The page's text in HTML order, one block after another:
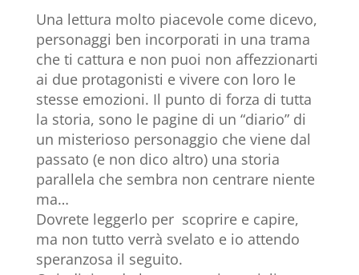
Una lettura molto piacevole come dicevo,
personaggi ben incorporati in una trama
che ti cattura e non puoi non affezzionarti
ai due protagonisti e vivere con loro le
stesse emozioni. Il punto di forza di tutta
la storia, sono le pagine di un “diario” di
un misterioso personaggio che viene dal
passato (e non dico altro) una storia
parallela che sembra non centrare niente
ma…
Dovrete leggerlo per scoprire e capire,
ma non tutto verrà svelato e io attendo
speranzosa il seguito.